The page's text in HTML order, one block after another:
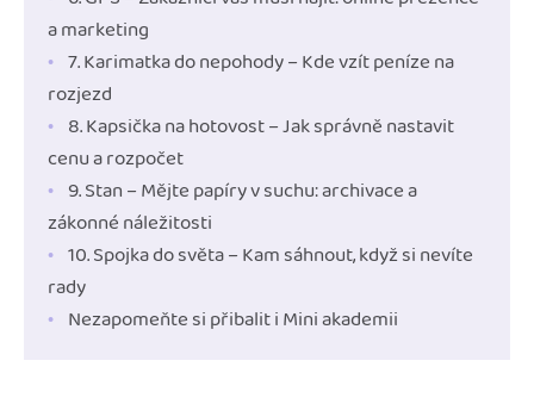
a marketing
7. Karimatka do nepohody – Kde vzít peníze na
rozjezd
8. Kapsička na hotovost – Jak správně nastavit
cenu a rozpočet
9. Stan – Mějte papíry v suchu: archivace a
zákonné náležitosti
10. Spojka do světa – Kam sáhnout, když si nevíte
rady
Nezapomeňte si přibalit i Mini akademii